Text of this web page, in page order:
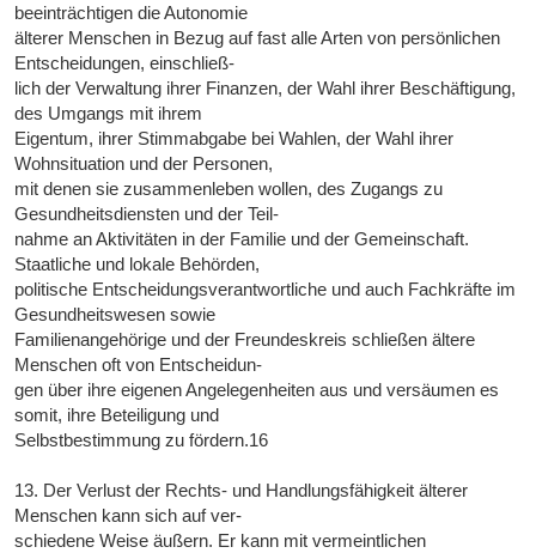
beeinträchtigen die Autonomie
älterer Menschen in Bezug auf fast alle Arten von persönlichen
Entscheidungen, einschließ-
lich der Verwaltung ihrer Finanzen, der Wahl ihrer Beschäftigung,
des Umgangs mit ihrem
Eigentum, ihrer Stimmabgabe bei Wahlen, der Wahl ihrer
Wohnsituation und der Personen,
mit denen sie zusammenleben wollen, des Zugangs zu
Gesundheitsdiensten und der Teil-
nahme an Aktivitäten in der Familie und der Gemeinschaft.
Staatliche und lokale Behörden,
politische Entscheidungsverantwortliche und auch Fachkräfte im
Gesundheitswesen sowie
Familienangehörige und der Freundeskreis schließen ältere
Menschen oft von Entscheidun-
gen über ihre eigenen Angelegenheiten aus und versäumen es
somit, ihre Beteiligung und
Selbstbestimmung zu fördern.16
13. Der Verlust der Rechts- und Handlungsfähigkeit älterer
Menschen kann sich auf ver-
schiedene Weise äußern. Er kann mit vermeintlichen